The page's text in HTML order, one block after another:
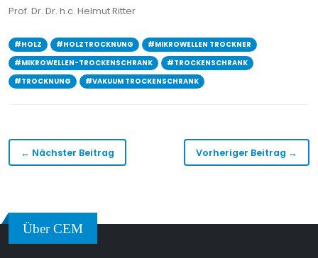
Prof. Dr. Dr. h.c. Helmut Ritter
#HOLZ #HOLZTROCKNUNG
#MIKROWELLEN TROCKNER
#MIKROWELLEN-TROCKENSCHRANK
#TROCKENSCHRANK
#TROCKNUNG
#VAKUUM TROCKENSCHRANK
← Nächster Beitrag Vorheriger Beitrag →
Über CEM